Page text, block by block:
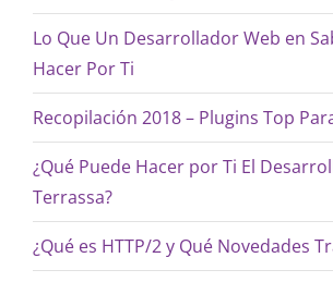
Lo Que Un Desarrollador Web en
Hacer Por Ti
Recopilación 2018 – Plugins Top
¿Qué Puede Hacer por Ti El
Terrassa?
¿Qué es HTTP/2 y Qué Novedades